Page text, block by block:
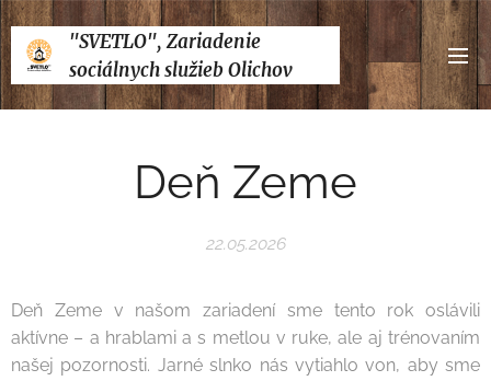
"SVETLO", Zariadenie
sociálnych služieb Olichov
Deň Zeme
22.05.2026
Deň Zeme v našom zariadení sme tento rok oslávili
aktívne – a hrablami a s metlou v ruke, ale aj trénovaním
našej pozornosti. Jarné slnko nás vytiahlo von, aby sme